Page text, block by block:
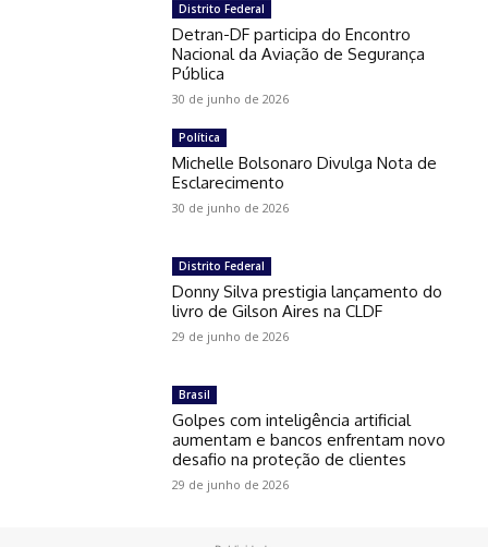
Distrito Federal
Detran-DF participa do Encontro
Nacional da Aviação de Segurança
Pública
30 de junho de 2026
Política
Michelle Bolsonaro Divulga Nota de
Esclarecimento
30 de junho de 2026
Distrito Federal
Donny Silva prestigia lançamento do
livro de Gilson Aires na CLDF
29 de junho de 2026
Brasil
Golpes com inteligência artificial
aumentam e bancos enfrentam novo
desafio na proteção de clientes
29 de junho de 2026